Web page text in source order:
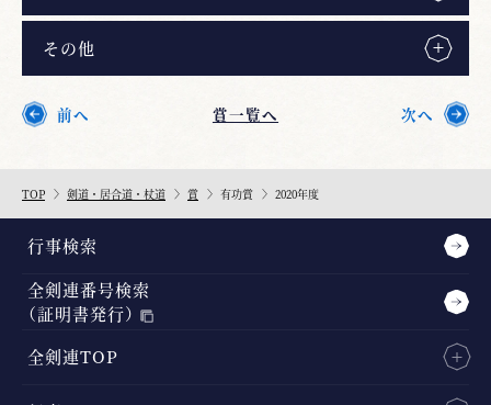
その他
前へ 賞一覧へ 次へ
TOP 剣道・居合道・杖道 賞 有功賞 2020年度
行事検索
全剣連番号検索
（証明書発行）
全剣連TOP